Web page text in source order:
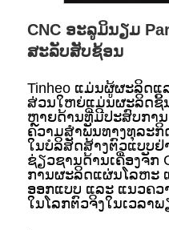
CNC ອະລູມິນຽມ
ສະລັບສັບຊ້ອນ
Tinheo ແມ່ນຜູ້ຜະລິດແ
ສ່ວນໃຫຍ່ແມ່ນຜະລິດຊິ້
ຫຼາຍດ້ານທີ່ມີປະສົບກາ
ຄວາມສໍາພັນທາງທຸລະກິ
ໃນບໍລິສັດສ້າງຕົວແບບຢ່
ຊ່ຽວຊານດ້ານເຄື່ອງຈັກ
ການຜະລິດແຜ່ນໂລຫະ
ອອກແບບ ແລະ ແນວຄ
ໃນໂລກຕົວຈິງໃນເວລາ